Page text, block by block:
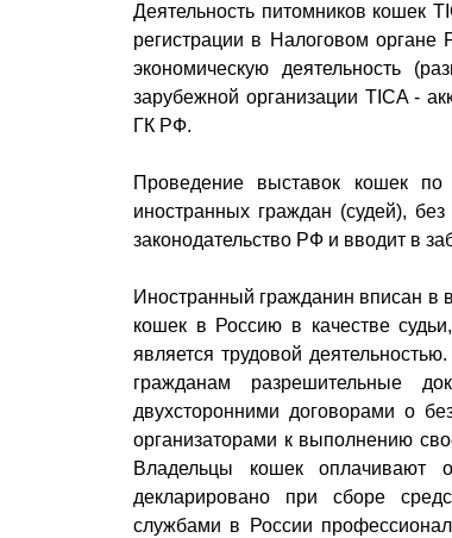
Деятельность питомников кошек
регистрации в Налоговом
экономическую деятельность
зарубежной организации TICA -
ГК РФ.
Проведение выставок кошек
иностранных граждан (судей),
законодательство РФ и вводит в
Иностранный гражданин вписан в
кошек в Россию в качестве
является трудовой
гражданам разрешительные
двухсторонними договорами о
организаторами к выполнению
Владельцы кошек оплачивают
декларировано при сборе
службами в России